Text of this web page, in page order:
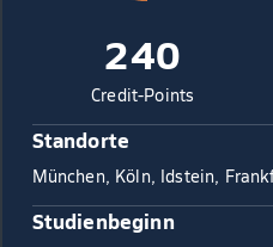
240
Credit-Points
Standorte
München, Köln, Idstein,
Studienbeginn